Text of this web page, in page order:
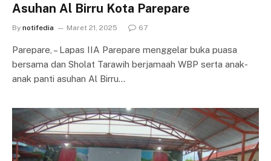
Asuhan Al Birru Kota Parepare
By notifedia Maret 21, 2025 67
Parepare, – Lapas IIA Parepare menggelar buka puasa
bersama dan Sholat Tarawih berjamaah WBP serta anak-
anak panti asuhan Al Birru…